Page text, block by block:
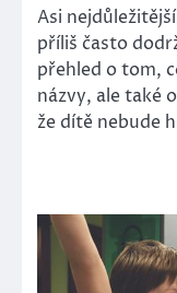
Asi
příliš často
přehled o tom,
názvy, ale také
že dítě nebude